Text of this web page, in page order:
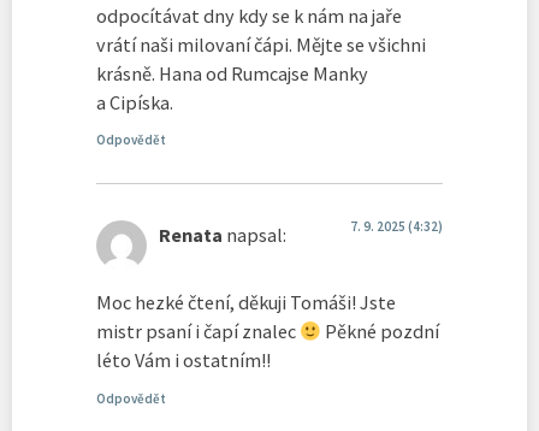
odpocítávat dny kdy se k nám na jaře
vrátí naši milovaní čápi. Mějte se všichni
krásně. Hana od Rumcajse Manky
a Cipíska.
Odpovědět
Renata napsal: 7. 9. 2025 (4:32)
Moc hezké čtení, děkuji Tomáši! Jste
mistr psaní i čapí znalec
Pěkné pozdní
léto Vám i ostatním!!
Odpovědět